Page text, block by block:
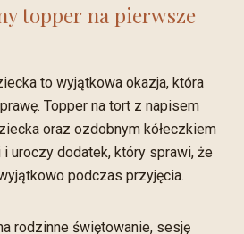
topper na pierwsze
to wyjątkowa okazja, która
Topper na tort z napisem
oraz ozdobnym kółeczkiem
uroczy dodatek, który sprawi, że
podczas przyjęcia.
rodzinne świętowanie, sesję